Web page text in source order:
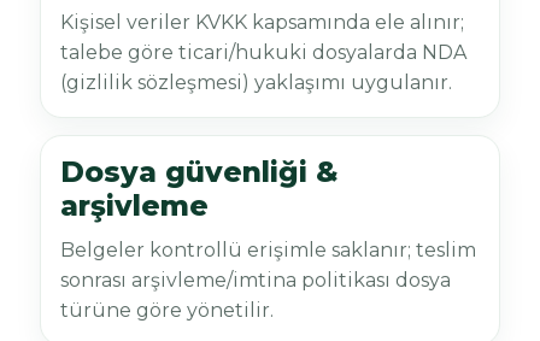
Kişisel veriler KVKK kapsamında ele alınır;
talebe göre ticari/hukuki dosyalarda NDA
(gizlilik sözleşmesi) yaklaşımı uygulanır.
Dosya güvenliği &
arşivleme
Belgeler kontrollü erişimle saklanır; teslim
sonrası arşivleme/imtina politikası dosya
türüne göre yönetilir.